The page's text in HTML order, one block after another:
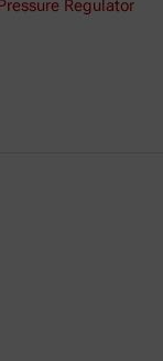
Regulator